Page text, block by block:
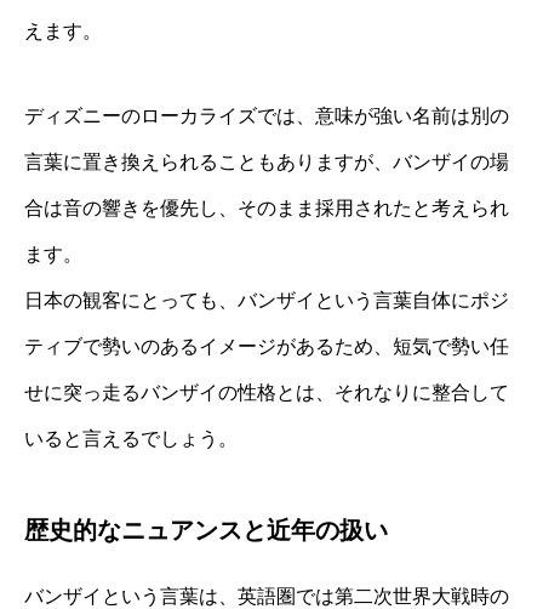
えます。
ディズニーのローカライズでは、意味が強い名前は別の
言葉に置き換えられることもありますが、バンザイの場
合は音の響きを優先し、そのまま採用されたと考えられ
ます。
日本の観客にとっても、バンザイという言葉自体にポジ
ティブで勢いのあるイメージがあるため、短気で勢い任
せに突っ走るバンザイの性格とは、それなりに整合して
いると言えるでしょう。
歴史的なニュアンスと近年の扱い
バンザイという言葉は、英語圏では第二次世界大戦時の